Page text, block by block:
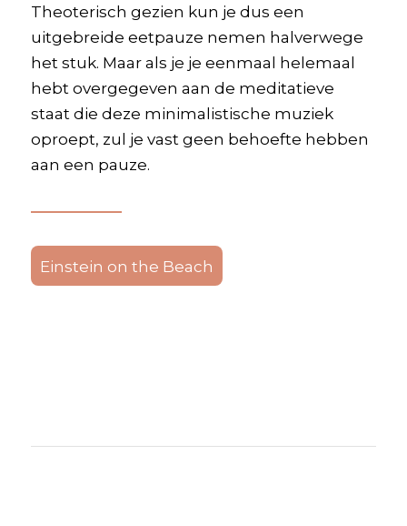
Theoterisch gezien kun je dus een
uitgebreide eetpauze nemen halverwege
het stuk. Maar als je je eenmaal helemaal
hebt overgegeven aan de meditatieve
staat die deze minimalistische muziek
oproept, zul je vast geen behoefte hebben
aan een pauze.
Einstein on the Beach